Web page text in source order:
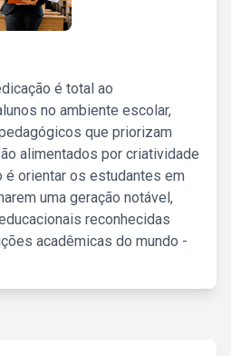
é total ao
no ambiente escolar,
que priorizam
alimentados por criatividade
é orientar os estudantes em
uma geração notável,
reconhecidas
acadêmicas do mundo -